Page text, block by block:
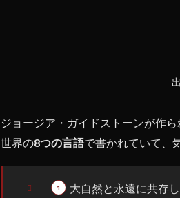
した
のは
結社
か
ジョージア・ガイドストーンが作ら
世界の8つの言語で書かれていて、
大自然と永遠に共存